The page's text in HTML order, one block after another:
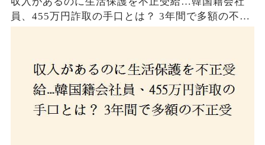
員、455万円詐取の手口とは？ 3年間で多額の不正